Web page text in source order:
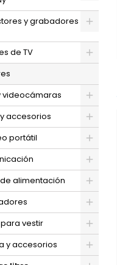
y grabadores
de TV
videocámaras
accesorios
portátil
alimentación
vestir
y accesorios